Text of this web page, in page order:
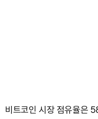
비트코인 시장 점유율은